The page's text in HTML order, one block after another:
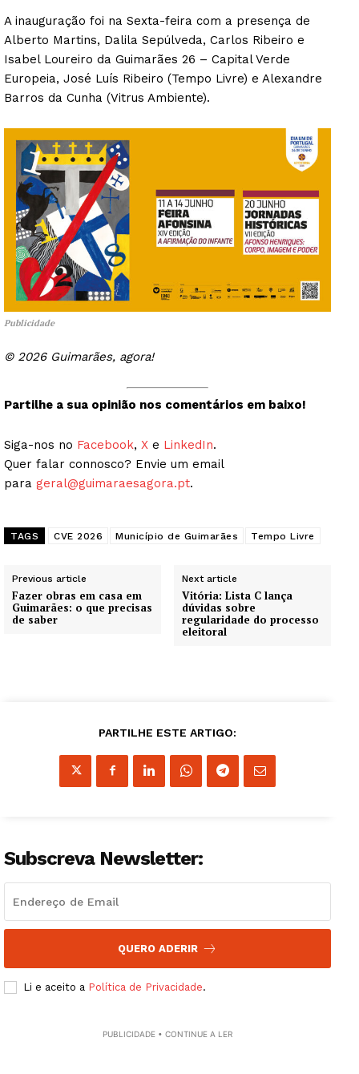
Guimarães, agora!
A inauguração foi na Sexta-feira com a presença de
Alberto Martins, Dalila Sepúlveda, Carlos Ribeiro e
Isabel Loureiro da Guimarães 26 – Capital Verde
Europeia, José Luís Ribeiro (Tempo Livre) e Alexandre
Barros da Cunha (Vitrus Ambiente).
Publicidade
© 2026 Guimarães, agora!
Partilhe a sua opinião nos comentários em baixo!
Siga-nos no Facebook, X e LinkedIn.
Quer falar connosco? Envie um email
para geral@guimaraesagora.pt.
TAGS CVE 2026 Município de Guimarães Tempo Livre
Previous article
Fazer obras em casa em
Guimarães: o que precisas
de saber
Next article
Vitória: Lista C lança
dúvidas sobre
regularidade do processo
eleitoral
PARTILHE ESTE ARTIGO:
Subscreva Newsletter:
QUERO ADERIR
Li e aceito a Política de Privacidade.
PUBLICIDADE • CONTINUE A LER